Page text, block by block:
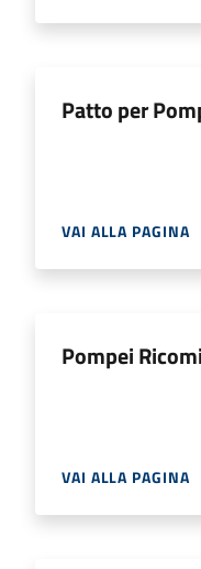
Patto per
VAI ALLA PAGINA
Pompei
VAI ALLA PAGINA